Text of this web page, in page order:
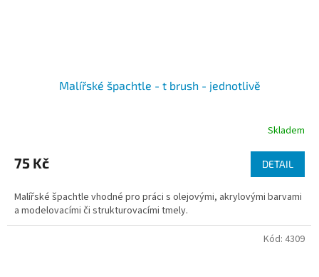
Malířské špachtle - t brush - jednotlivě
Skladem
75 Kč DETAIL
Malířské špachtle vhodné pro práci s olejovými, akrylovými barvami
a modelovacími či strukturovacími tmely.
Kód: 4309